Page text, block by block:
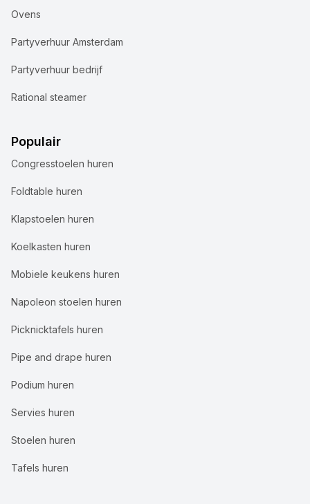
Ovens
Partyverhuur Amsterdam
Partyverhuur bedrijf
Rational steamer
Populair
Congresstoelen huren
Foldtable huren
Klapstoelen huren
Koelkasten huren
Mobiele keukens huren
Napoleon stoelen huren
Picknicktafels huren
Pipe and drape huren
Podium huren
Servies huren
Stoelen huren
Tafels huren